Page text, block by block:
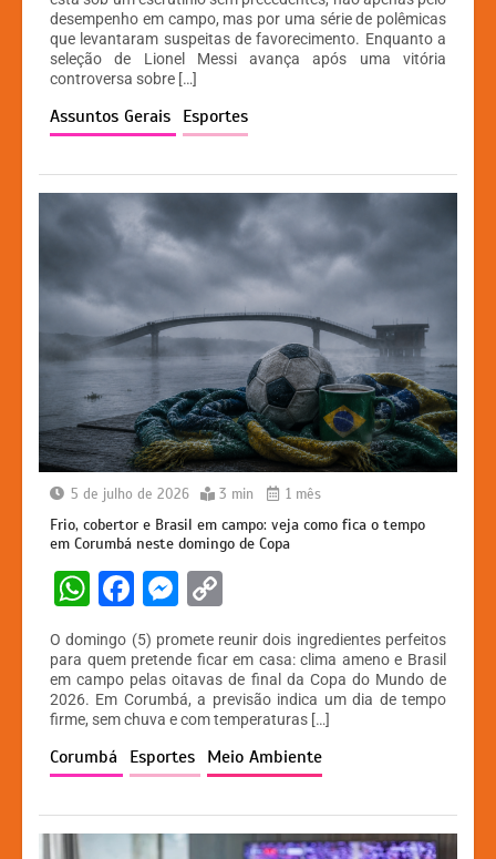
s
A
p
p
e
b
o
o
k
s
e
n
g
er
y
Li
n
k
desempenho em campo, mas por uma série de polêmicas
que levantaram suspeitas de favorecimento. Enquanto a
seleção de Lionel Messi avança após uma vitória
controversa sobre […]
Assuntos Gerais Esportes
5 de julho de 2026 3 min 1 mês
Frio, cobertor e Brasil em campo: veja como fica o tempo
em Corumbá neste domingo de Copa
W
h
at
s
A
p
F
a
c
e
b
o
k
M
s
s
e
n
er
p
y
Li
n
O domingo (5) promete reunir dois ingredientes perfeitos
para quem pretende ficar em casa: clima ameno e Brasil
em campo pelas oitavas de final da Copa do Mundo de
2026. Em Corumbá, a previsão indica um dia de tempo
firme, sem chuva e com temperaturas […]
Corumbá Esportes Meio Ambiente